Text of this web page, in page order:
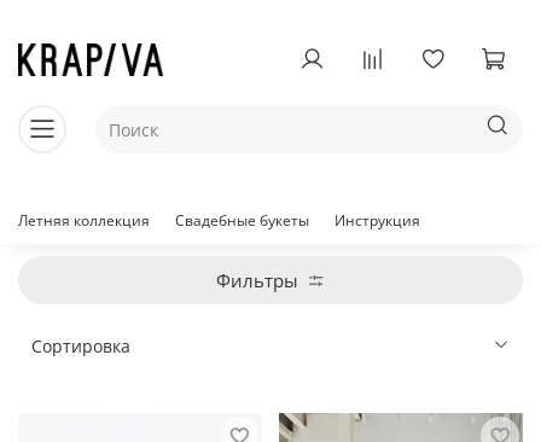
Летняя коллекция Свадебные букеты Инструкция
Фильтры